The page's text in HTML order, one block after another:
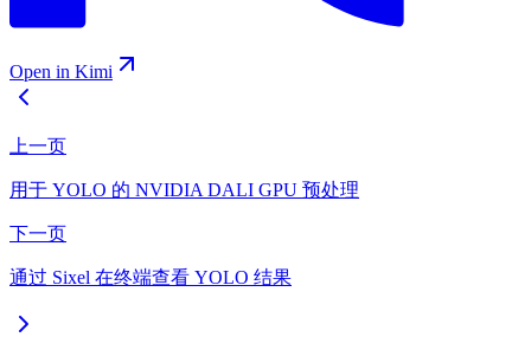
Open in Kimi
上一页
用于 YOLO 的 NVIDIA DALI GPU 预处理
下一页
通过 Sixel 在终端查看 YOLO 结果